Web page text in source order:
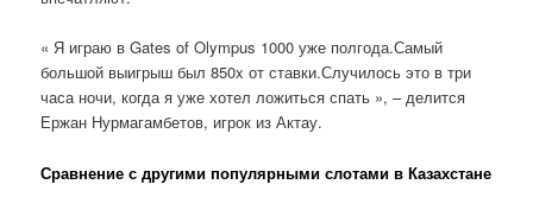
« Я играю в Gates of Olympus 1000 уже полгода.Самый
большой выигрыш был 850x от ставки.Случилось это в три
часа ночи, когда я уже хотел ложиться спать », – делится
Ержан Нурмагамбетов, игрок из Актау.
Сравнение с другими популярными слотами в Казахстане